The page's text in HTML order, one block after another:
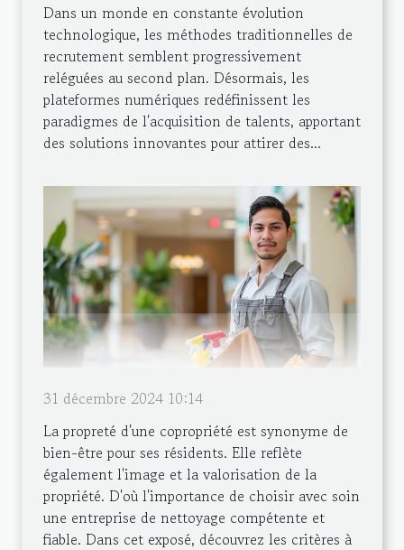
Dans un monde en constante évolution
technologique, les méthodes traditionnelles de
recrutement semblent progressivement
reléguées au second plan. Désormais, les
plateformes numériques redéfinissent les
paradigmes de l'acquisition de talents, apportant
des solutions innovantes pour attirer des...
31 décembre 2024 10:14
La propreté d'une copropriété est synonyme de
bien-être pour ses résidents. Elle reflète
également l'image et la valorisation de la
propriété. D'où l'importance de choisir avec soin
une entreprise de nettoyage compétente et
fiable. Dans cet exposé, découvrez les critères à